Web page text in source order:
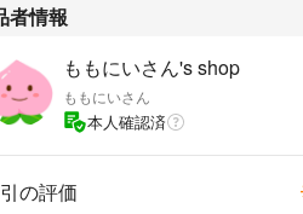
者情報
ももにいさん's shop
ももにいさん
本人確認済
の評価